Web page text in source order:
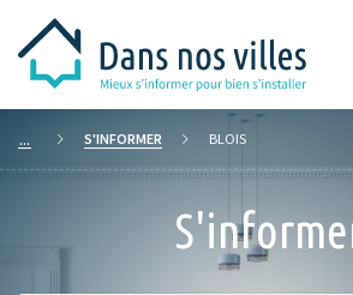
S'INFORMER BLOIS